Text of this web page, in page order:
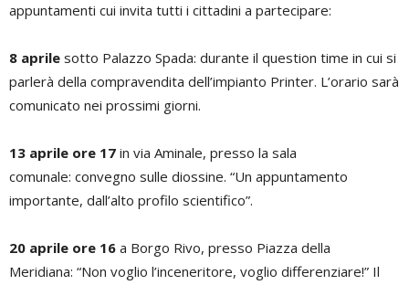
appuntamenti cui invita tutti i cittadini a partecipare:
8 aprile sotto Palazzo Spada: durante il question time in cui si
parlerà della compravendita dell’impianto Printer. L’orario sarà
comunicato nei prossimi giorni.
13 aprile ore 17 in via Aminale, presso la sala
comunale: convegno sulle diossine. “Un appuntamento
importante, dall’alto profilo scientifico”.
20 aprile ore 16 a Borgo Rivo, presso Piazza della
Meridiana: “Non voglio l’inceneritore, voglio differenziare!” Il